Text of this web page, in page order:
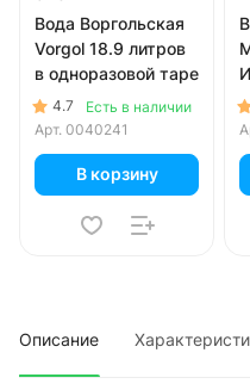
Вода Воргольская
Vorgol 18.9 литров
в одноразовой таре
4.7
Есть в наличии
Арт. 0040241
В корзину
Описание